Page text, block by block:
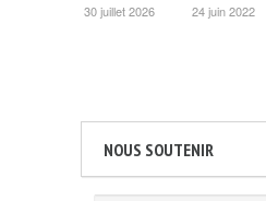
30 juillet 2026 24 juin 2022
NOUS SOUTENIR